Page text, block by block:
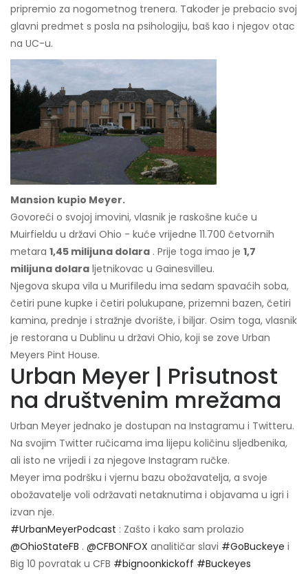
pripremio za nogometnog trenera. Također je prebacio svoj
glavni predmet s posla na psihologiju, baš kao i njegov otac
na UC-u.
Mansion kupio Meyer.
Govoreći o svojoj imovini, vlasnik je raskošne kuće u
Muirfieldu u državi Ohio - kuće vrijedne 11.700 četvornih
metara 1,45 milijuna dolara . Prije toga imao je 1,7
milijuna dolara ljetnikovac u Gainesvilleu.
Njegova skupa vila u Murifiledu ima sedam spavaćih soba,
četiri pune kupke i četiri polukupane, prizemni bazen, četiri
kamina, prednje i stražnje dvorište, i biljar. Osim toga, vlasnik
je restorana u Dublinu u državi Ohio, koji se zove Urban
Meyers Pint House.
Urban Meyer | Prisutnost
na društvenim mrežama
Urban Meyer jednako je dostupan na Instagramu i Twitteru.
Na svojim Twitter ručicama ima lijepu količinu sljedbenika,
ali isto ne vrijedi i za njegove Instagram ručke.
Meyer ima podršku i vjernu bazu obožavatelja, a svoje
obožavatelje voli održavati netaknutima i objavama u igri i
izvan nje.
#UrbanMeyerPodcast : Zašto i kako sam prolazio
@OhioStateFB . @CFBONFOX analitičar slavi #GoBuckeye i
Big 10 povratak u CFB #bignoonkickoff #Buckeyes